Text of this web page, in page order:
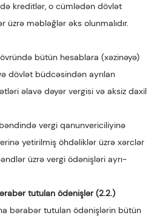
kreditlər, o cümlədən dövlət
üzrə məbləğlər əks olunmalıdır.
bütün hesablara (xəzinəyə)
dövlət büdcəsindən ayrılan
əlavə dəyər vergisi və aksiz daxil
bəndində vergi qanunvericiliyinə
yetirilmiş öhdəliklər üzrə xərclər
üzrə vergi ödənişləri ayrı-
tutulan ödənişlər (2.2.)
bərabər tutulan ödənişlərin bütün